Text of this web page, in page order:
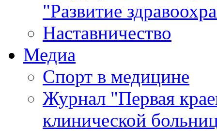
"Развитие
Наставничество
Медиа
Спорт в медицине
Журнал "Первая
клинической